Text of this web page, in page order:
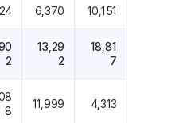
6,370 10,151
2
13,29
2
18,81
7
8
11,999 4,313